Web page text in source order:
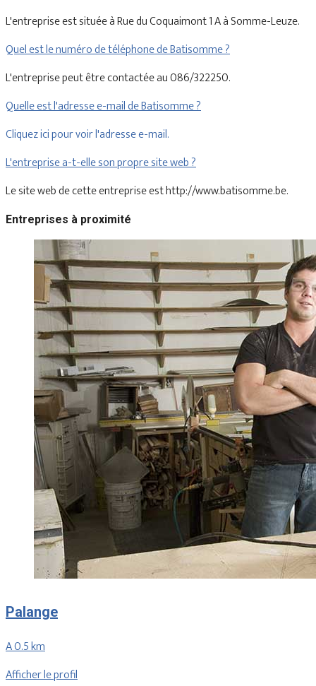
L'entreprise est située à Rue du Coquaimont 1 A à Somme-Leuze.
Quel est le numéro de téléphone de Batisomme ?
L'entreprise peut être contactée au 086/322250.
Quelle est l'adresse e-mail de Batisomme ?
Cliquez ici pour voir l'adresse e-mail.
L'entreprise a-t-elle son propre site web ?
Le site web de cette entreprise est http://www.batisomme.be.
Entreprises à proximité
Palange
A 0.5 km
Afficher le profil